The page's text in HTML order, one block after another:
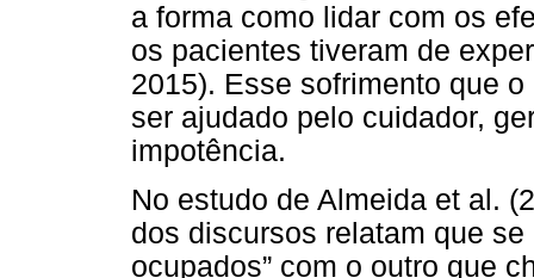
a forma como lidar com os
os pacientes tiveram de
2015). Esse sofrimento que
ser ajudado pelo cuidador,
impotência.
No estudo de Almeida et al.
dos discursos relatam que
ocupados” com o outro que